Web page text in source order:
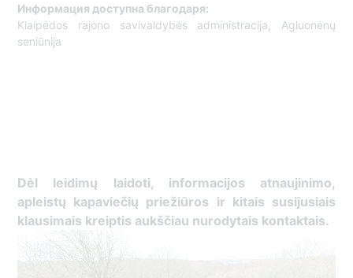
Информация доступна благодаря:
Klaipėdos rajono savivaldybės administracija, Agluonėnų
seniūnija
Dėl leidimų laidoti, ​informacijos atnaujinimo,
apleistų kapaviečių priežiūros ir kitais susijusiais
klausimais kreiptis ​aukščiau nurodytais kontaktais.